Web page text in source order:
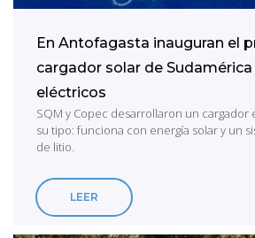
En Antofagasta inauguran el
cargador solar de
eléctricos
SQM y Copec desarrollaron un
su tipo: funciona con energía solar y un
de litio.
LEER